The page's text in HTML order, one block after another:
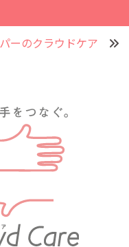
ーのクラウドケア